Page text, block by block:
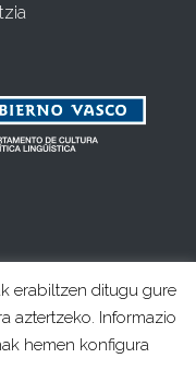
erabiltzen ditugu gure
aztertzeko. Informazio
hemen konfigura